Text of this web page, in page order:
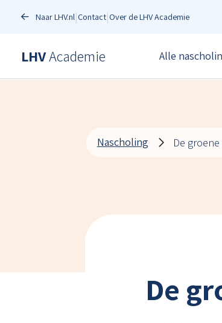
Naar LHV.nl Contact Over de LHV Academie
LHVAcademie
Academie Alle
Nascholing
De